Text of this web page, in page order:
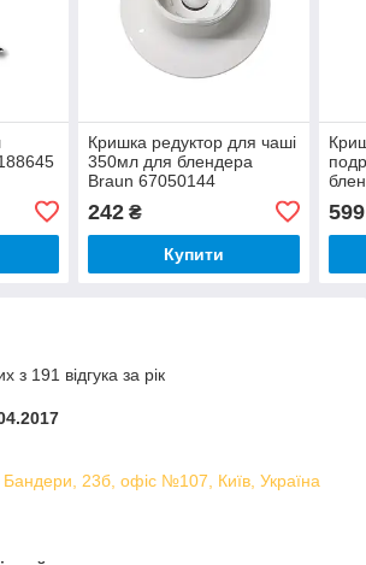
Кришка редуктор для чаші
350мл для блендера
Braun 67050144
242₴
Купити
599
з 191 відгука за рік
Бандери, 23б, офіс №107, Київ, Україна